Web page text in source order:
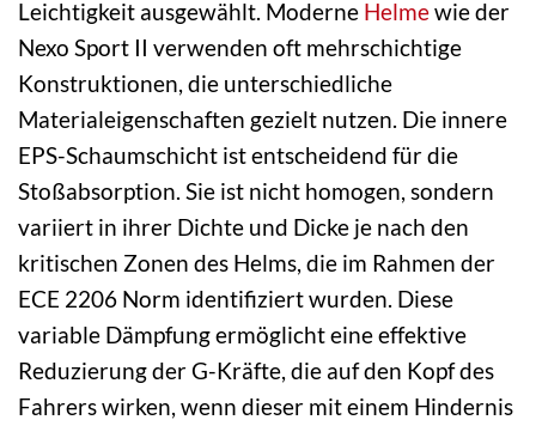
Leichtigkeit ausgewählt. Moderne Helmewie der
Nexo Sport II verwenden oft mehrschichtige
Konstruktionen, die unterschiedliche
Materialeigenschaften gezielt nutzen. Die innere
EPS-Schaumschicht ist entscheidend für die
Stoßabsorption. Sie ist nicht homogen, sondern
variiert in ihrer Dichte und Dicke je nach den
kritischen Zonen des Helms, die im Rahmen der
ECE 2206 Norm identifiziert wurden. Diese
variable Dämpfung ermöglicht eine effektive
Reduzierung der G-Kräfte, die auf den Kopf des
Fahrers wirken, wenn dieser mit einem Hindernis